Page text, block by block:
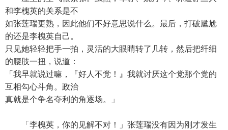
和李槐英的关系是不
如张莲瑞更熟，因此他们不好意思说什么。最后，打破尴尬
的还是李槐英自己。
只见她轻轻把手一拍，灵活的大眼睛转了几转，然后把纤细
的腰肢一扭，说道：
「我早就说过嘛，『好人不党！』我就讨厌这个党那个党的
互相勾心斗角。政治
真就是个争名夺利的角逐场。」
「李槐英，你的见解不对！」张莲瑞没有因为刚才发生